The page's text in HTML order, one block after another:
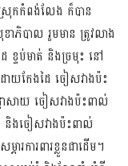
ស្រុកកំពង់លែង ក៏បាន​​
ភិ​បា​ល​ រួម​មាន​ ត្រូវលាង​
ទប់​មាត់ និងច្រមុះ នៅ​
យ​កែងដៃ​ ចៀសវាង​ប៉ះ
ាសាយ​ ចៀសវាង​ប៉ះពាល់​
និងចៀស​វាងប៉ះពាល់​
រការពារ​ខ្លួន​ជាដើម​។